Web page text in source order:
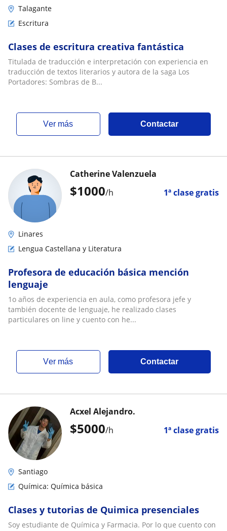
Talagante
Escritura
Clases de escritura creativa fantástica
Titulada de traducción e interpretación con experiencia en
traducción de textos literarios y autora de la saga Los
Portadores: Sombras de B...
ver más Contactar
$1000/h 1ª clase gratis
Catherine Valenzuela
Linares
Lengua Castellana y Literatura
Profesora de educación básica mención
lenguaje
1o años de experiencia en aula, como profesora jefe y
también docente de lenguaje, he realizado clases
particulares on line y cuento con he...
ver más Contactar
$5000/h 1ª clase gratis
Acxel Alejandro.
Santiago
Química: Química básica
Clases y tutorias de Quimica presenciales
Soy estudiante de Química y Farmacia. Por lo que cuento con